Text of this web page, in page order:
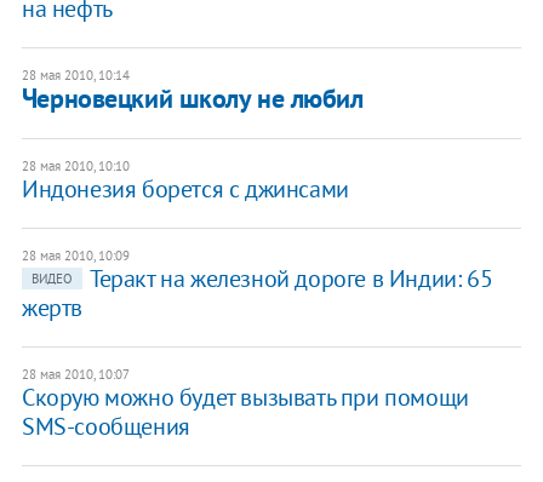
на нефть
28 мая 2010, 10:14
Черновецкий школу не любил
28 мая 2010, 10:10
Индонезия борется с джинсами
28 мая 2010, 10:09
ВИДЕО
Теракт на железной дороге в Индии: 65
жертв
28 мая 2010, 10:07
Скорую можно будет вызывать при помощи
SMS-сообщения